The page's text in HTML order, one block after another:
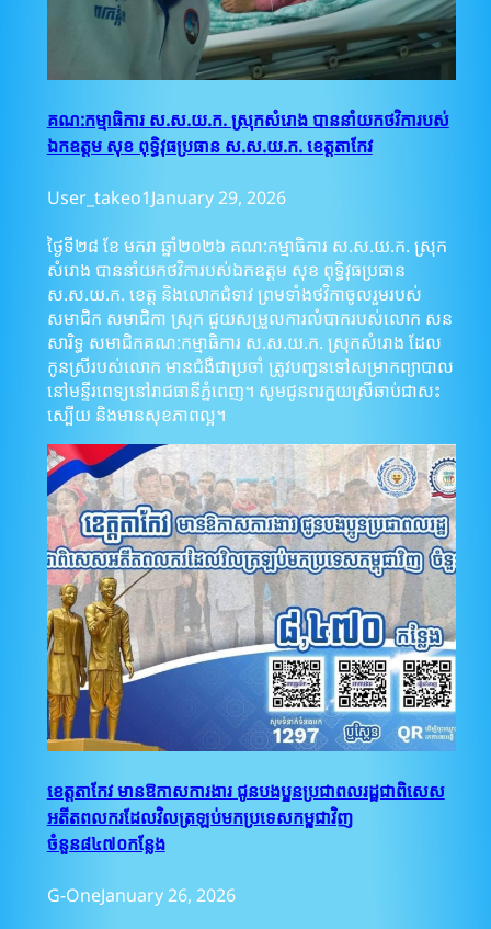
គណ:កម្មាធិការ​ ស.ស.យ.ក. ស្រុកសំរោង​ បាននាំយកថវិការបស់
ឯកឧត្តម សុខ ពុទ្ធិវុធប្រធាន ស.ស.យ.ក. ខេត្តតាកែវ
User_takeo1January 29, 2026
ថ្ងៃទី២៨​ ខែ មករា ឆ្នាំ២០២៦​ គណ:កម្មាធិការ​ ស.ស.យ.ក. ស្រុក
សំរោង​ បាននាំយកថវិការបស់ឯកឧត្តម សុខ ពុទ្ធិវុធប្រធាន
ស.ស.យ.ក. ខេត្ត និងលោកជំទាវ ព្រមទាំងថវិកាចូលរួមរបស់
សមាជិក សមាជិកា ស្រុក ជួយសម្រួលការលំបាករបស់លោក​ សន​
សារិទ្ធ​ សមាជិកគណ:កម្មាធិការ​ ស.ស.យ.ក. ស្រុកសំរោង​ ដែល
កូនស្រីរបស់លោក​ មានជំងឺជាប្រចាំ​ ត្រូវបញ្ជូនទៅសម្រាកព្យាបាល
នៅមន្ទីរពេទ្យនៅរាជធានីភ្នំពេញ។ សូមជូនពរក្មួយស្រីឆាប់ជាសះ
ស្បើយ និងមានសុខភាពល្អ។
ខេត្តតាកែវ មានឱកាសការងារ ជូនបងប្អូនប្រជាពលរដ្ឋជាពិសេស
អតីតពលករដែលវិលត្រឡប់មកប្រទេសកម្ពុជាវិញ
ចំនួន៨៤៧០កន្លែង
G-OneJanuary 26, 2026